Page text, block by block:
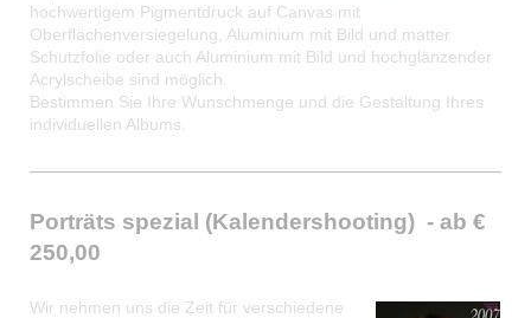
hochwertigem Pigmentdruck auf Canvas mit
Oberflächenversiegelung, Aluminium mit Bild und matter
Schutzfolie oder auch Aluminium mit Bild und hochglänzender
Acrylscheibe sind möglich.
Bestimmen Sie Ihre Wunschmenge und die Gestaltung Ihres
individuellen Albums.
Porträts spezial (Kalendershooting) - ab €
250,00
Wir nehmen uns die Zeit für verschiedene